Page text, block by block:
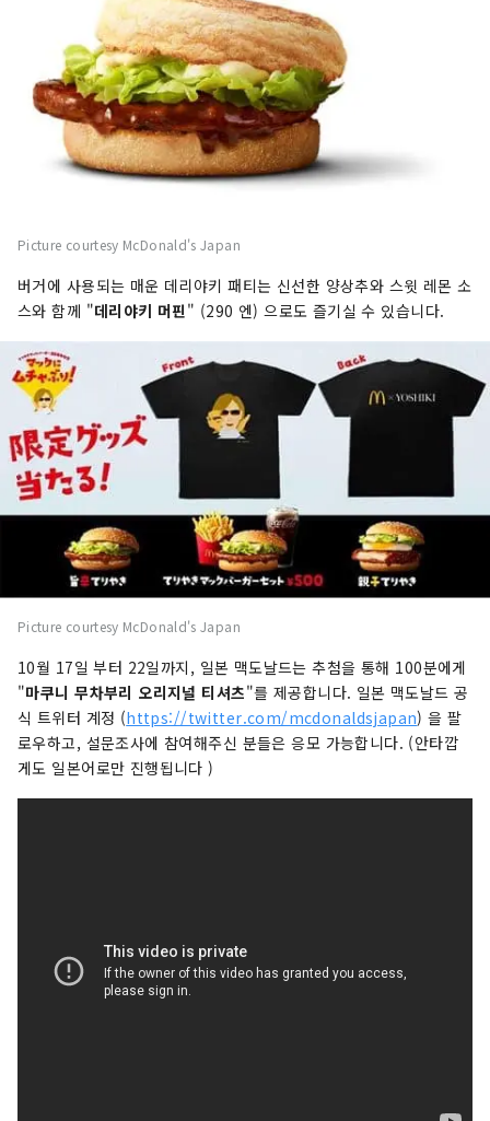
Picture courtesy McDonald's Japan
버거에 사용되는 매운 데리야키 패티는 신선한 양상추와 스윗 레몬 소
스와 함께 "데리야키 머핀" (290 엔) 으로도 즐기실 수 있습니다.
Picture courtesy McDonald's Japan
10월 17일 부터 22일까지, 일본 맥도날드는 추첨을 통해 100분에게
"마쿠니 무차부리 오리지널 티셔츠"를 제공합니다. 일본 맥도날드 공
식 트위터 계정 (https://twitter.com/mcdonaldsjapan) 을 팔
로우하고, 설문조사에 참여해주신 분들은 응모 가능합니다. (안타깝
게도 일본어로만 진행됩니다 )